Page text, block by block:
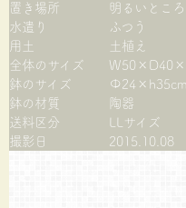
置き場所
明るいところ
水遣り
ふつう
用土
土植え
全体のサイズ
鉢のサイズ
Φ24×h35cm
鉢の材質
陶器
送料区分
LLサイズ
撮影日
2015.10.08